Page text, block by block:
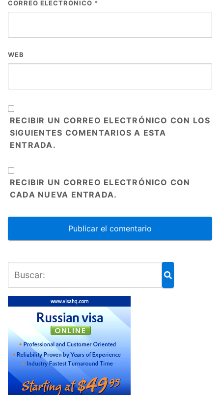
CORREO ELECTRÓNICO *
WEB
RECIBIR UN CORREO ELECTRÓNICO CON LOS
SIGUIENTES COMENTARIOS A ESTA
ENTRADA.
RECIBIR UN CORREO ELECTRÓNICO CON
CADA NUEVA ENTRADA.